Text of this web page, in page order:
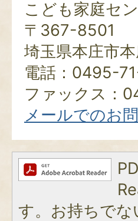
こども家庭セ
〒367-8501
埼玉県本庄市
電話：0495-
ファックス：
メールでのお
す。お持ちで